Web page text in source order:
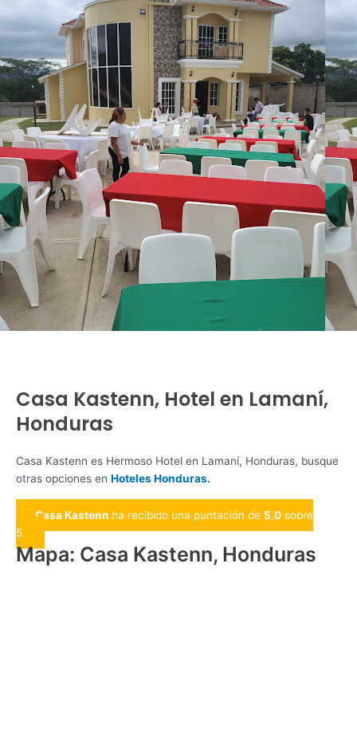
Casa Kastenn, Hotel en Lamaní,
Honduras
Casa Kastenn es Hermoso Hotel en Lamaní, Honduras, busque
otras opciones en Hoteles Honduras.
Casa Kastenn ha recibido una puntación de 5,0 sobre
5.
Mapa: Casa Kastenn, Honduras